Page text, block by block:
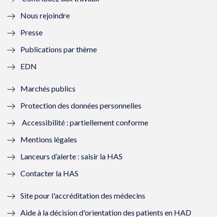
l
f
n
ê
t
r
e
)
e
n
ê
r
)
ê
t
e
ê
)
Nous rejoindre
Presse
Publications par thème
EDN
Marchés publics
Protection des données personnelles
Accessibilité : partiellement conforme
Mentions légales
Lanceurs d’alerte : saisir la HAS
Contacter la HAS
Site pour l'accréditation des médecins
Aide à la décision d'orientation des patients en HAD